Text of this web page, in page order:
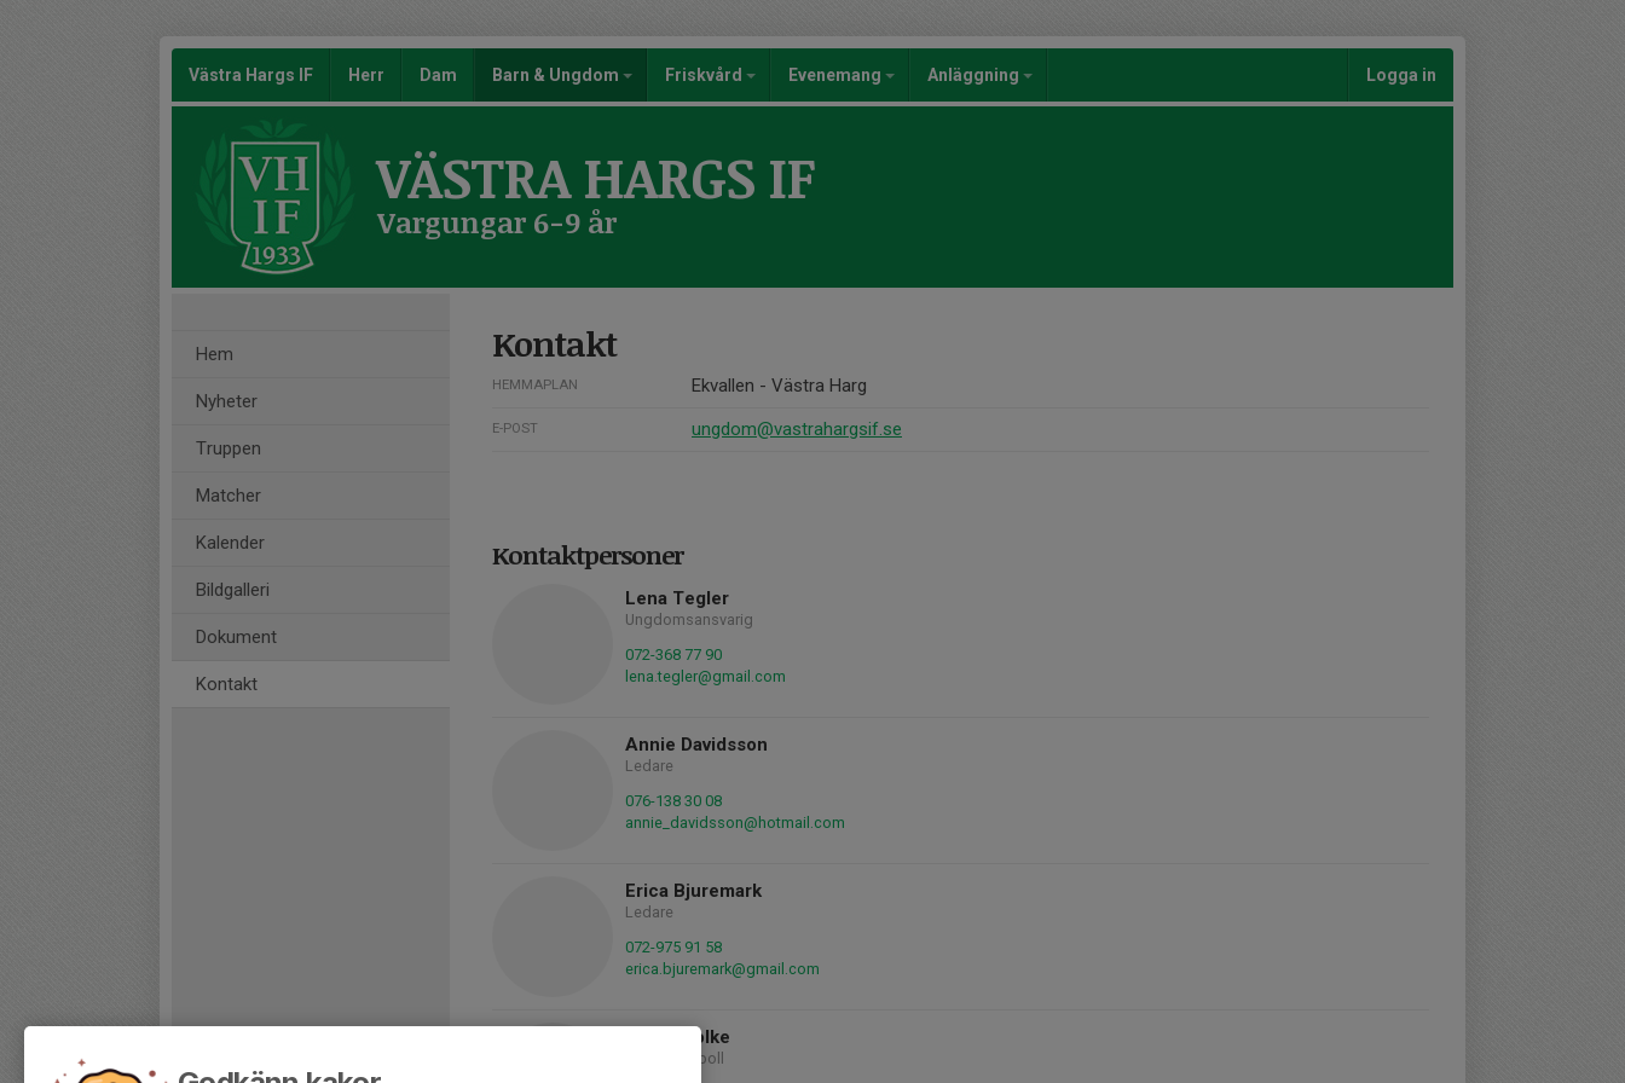
Västra Hargs IF Herr Dam Barn & Ungdom Friskvård Evenemang Anläggning Logga in
VÄSTRA HARGS IF
Vargungar 6-9 år
Hem
Nyheter
Truppen
Matcher
Kalender
Bildgalleri
Dokument
Kontakt
Kontakt
HEMMAPLAN Ekvallen - Västra Harg
E-POST ungdom@vastrahargsif.se
Kontaktpersoner
Lena Tegler
Ungdomsansvarig
072-368 77 90
lena.tegler@gmail.com
Annie Davidsson
Ledare
076-138 30 08
annie_davidsson@hotmail.com
Erica Bjuremark
Ledare
072-975 91 58
erica.bjuremark@gmail.com
Astrid Tolke
Ledare fotboll